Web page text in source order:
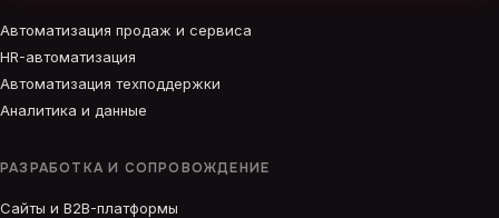
Автоматизация продаж и сервиса
HR-автоматизация
Автоматизация техподдержки
Аналитика и данные
РАЗРАБОТКА И СОПРОВОЖДЕНИЕ
Сайты и B2B-платформы